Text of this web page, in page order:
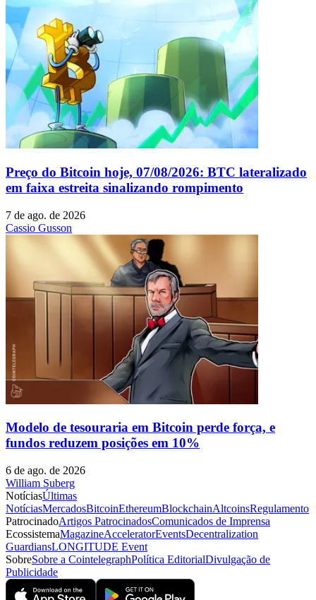
Preço do Bitcoin hoje, 07/08/2026: BTC lateralizado
em faixa estreita sinalizando rompimento
7 de ago. de 2026
Cassio Gusson
Modelo de tesouraria em Bitcoin perde força, e
fundos reduzem posições em 10%
6 de ago. de 2026
William Suberg
NotíciasÚltimas
NotíciasMercadosBitcoinEthereumBlockchainAltcoinsRegulamento
PatrocinadoArtigos PatrocinadosComunicados de Imprensa
EcossistemaMagazineAcceleratorEventsDecentralization
GuardiansLONGITUDE Event
SobreSobre a CointelegraphPolítica EditorialDivulgação de
Publicidade